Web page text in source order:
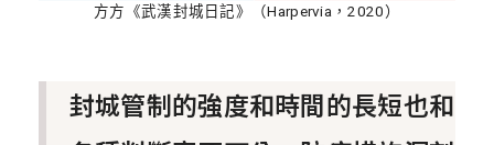
方方《武漢封城日記》（Harpervia，2020）
封城管制的強度和時間的長短也和